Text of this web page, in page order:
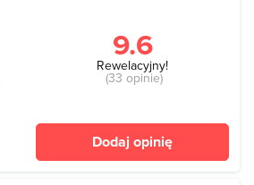
9.6
Rewelacyjny!
(33 opinie)
Dodaj opinię